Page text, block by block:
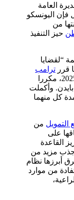
العامة
فإن اليونسكو
من
حيز التنفيذ
“لقضايا
قرر ترامب
في يوليو/تموز 2025، مكررا
بايدن. وأكملت
كل منهما
التمويل من
على
القاعدة
جذب مزيد من
أبرزها نظام
من موارد